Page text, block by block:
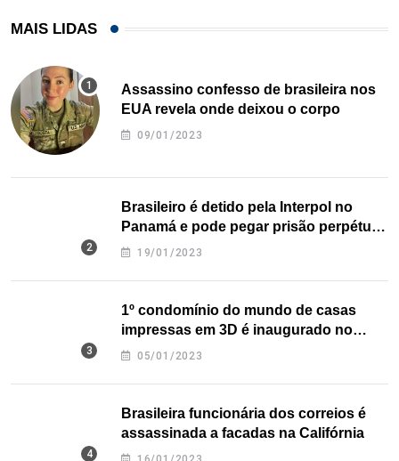
MAIS LIDAS
Assassino confesso de brasileira nos
EUA revela onde deixou o corpo
09/01/2023
Brasileiro é detido pela Interpol no
Panamá e pode pegar prisão perpétua
nos EUA
19/01/2023
1º condomínio do mundo de casas
impressas em 3D é inaugurado no
Texas
05/01/2023
Brasileira funcionária dos correios é
assassinada a facadas na Califórnia